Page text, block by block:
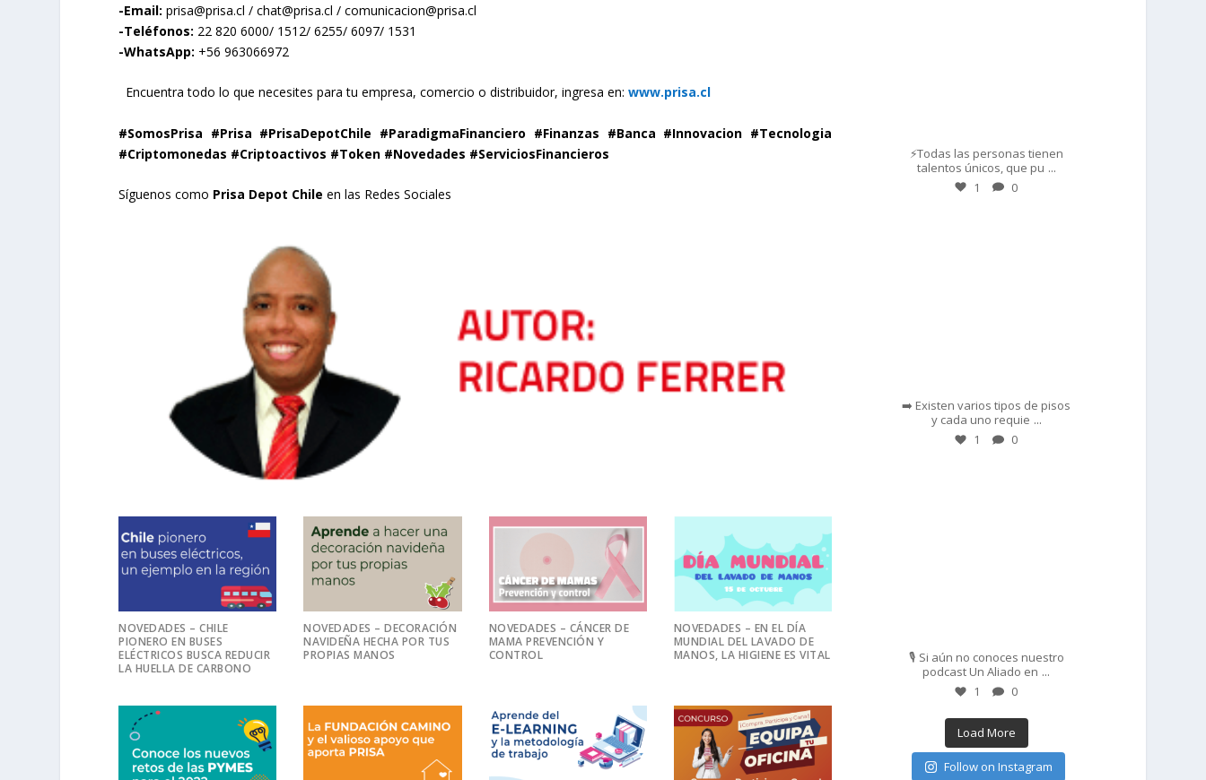
-Email: prisa@prisa.cl / chat@prisa.cl / comunicacion@prisa.cl
-Teléfonos: 22 820 6000/ 1512/ 6255/ 6097/ 1531
-WhatsApp: +56 963066972
Encuentra todo lo que necesites para tu empresa, comercio o distribuidor, ingresa en: www.prisa.cl
#SomosPrisa #Prisa #PrisaDepotChile #ParadigmaFinanciero #Finanzas #Banca #Innovacion #Tecnologia
#Criptomonedas #Criptoactivos #Token #Novedades #ServiciosFinancieros
Síguenos como Prisa Depot Chile en las Redes Sociales
NOVEDADES – CHILE
PIONERO EN BUSES
ELÉCTRICOS BUSCA REDUCIR
LA HUELLA DE CARBONO
NOVEDADES – DECORACIÓN
NAVIDEÑA HECHA POR TUS
PROPIAS MANOS
NOVEDADES – CÁNCER DE
MAMA PREVENCIÓN Y
CONTROL
NOVEDADES – EN EL DÍA
MUNDIAL DEL LAVADO DE
MANOS, LA HIGIENE ES VITAL
⚡Todas las personas tienen
talentos únicos, que pu ...
1 0
➡️ Existen varios tipos de pisos
y cada uno requie ...
1 0
🎙️ Si aún no conoces nuestro
podcast Un Aliado en ...
1 0
Load More
Follow on Instagram